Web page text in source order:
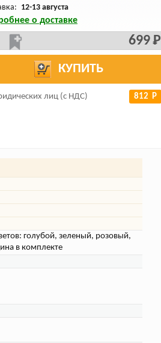
12-13 августа
о доставке
699 Р
КУПИТЬ
лиц (с НДС) 812 Р
голубой, зеленый, розовый,
в комплекте